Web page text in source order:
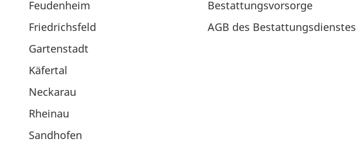
Feudenheim
Friedrichsfeld
Gartenstadt
Käfertal
Neckarau
Rheinau
Sandhofen
Bestattungsvorsorge
AGB des Bestattungsdienstes